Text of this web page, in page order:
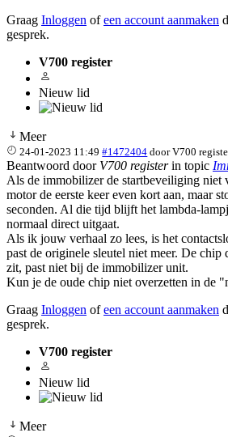
Graag Inloggen ofeen account aanmaken
gesprek.
V700 register
Nieuw lid
Meer
24-01-2023 11:49 #1472404 doorV700
Beantwoord door V700 registerin topic
Als de immobilizer de startbeveiliging niet
motor de eerste keer even kort aan, maar
seconden. Al die tijd blijft het lambda-
normaal direct uitgaat.
Als ik jouw verhaal zo lees, is het
past de originele sleutel niet meer. De chip
zit, past niet bij de immobilizer unit.
Kun je de oude chip niet overzetten in de
Graag Inloggen ofeen account aanmaken
gesprek.
V700 register
Nieuw lid
Meer